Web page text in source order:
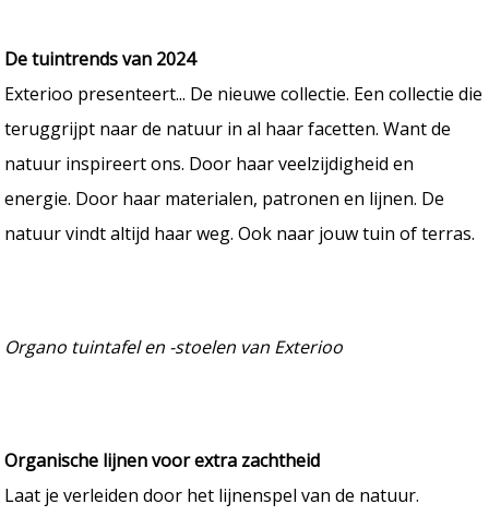
De tuintrends van 2024
Exterioo presenteert... De nieuwe collectie. Een collectie die
teruggrijpt naar de natuur in al haar facetten. Want de
natuur inspireert ons. Door haar veelzijdigheid en
energie. Door haar materialen, patronen en lijnen. De
natuur vindt altijd haar weg. Ook naar jouw tuin of terras.
Organo tuintafel en -stoelen van Exterioo
Organische lijnen voor extra zachtheid
Laat je verleiden door het lijnenspel van de natuur.